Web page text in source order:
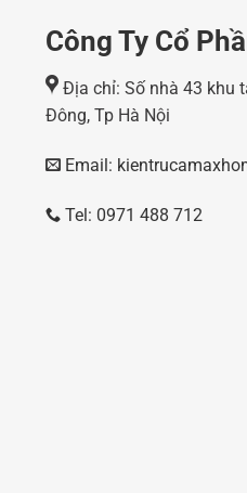
Công Ty Cổ
Địa chỉ: Số nhà 43 khu
Đông, Tp Hà Nội
Email:
Tel: 0971 488 712